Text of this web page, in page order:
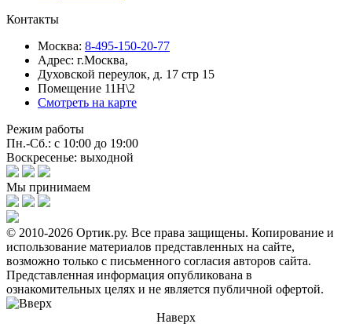
Контакты
Москва: 8-495-150-20-77
Адрес: г.Москва,
Духовской переулок, д. 17 стр 15
Помещение 11Н\2
Смотреть на карте
Режим работы
Пн.-Сб.: с 10:00 до 19:00
Воскресенье: выходной
Мы принимаем
© 2010-2026 Ортик.ру. Все права защищены. Копирование и
использование материалов представленных на сайте,
возможно только с письменного согласия авторов сайта.
Представленная информация опубликована в
ознакомительных целях и не является публичной офертой.
Наверх